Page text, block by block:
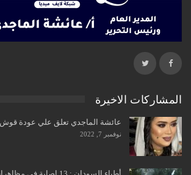
المشاركات الاخيرة
عائشة الماجدي تعلق علي عودة قوش
نوفمبر 7, 2022